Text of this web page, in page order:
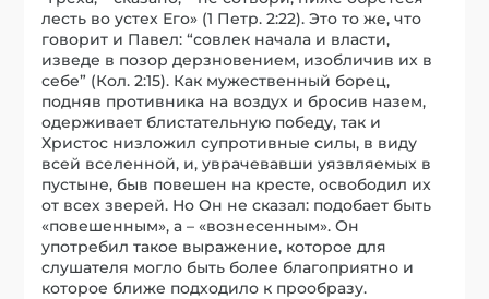
лесть во устех Его» (1 Петр. 2:22). Это то же, что
говорит и Павел: “совлек начала и власти,
изведе в позор дерзновением, изобличив их в
себе” (Кол. 2:15). Как мужественный борец,
подняв противника на воздух и бросив назем,
одерживает блистательную победу, так и
Христос низложил супротивные силы, в виду
всей вселенной, и, уврачевавши уязвляемых в
пустыне, быв повешен на кресте, освободил их
от всех зверей. Но Он не сказал: подобает быть
«повешенным», а – «вознесенным». Он
употребил такое выражение, которое для
слушателя могло быть более благоприятно и
которое ближе подходило к прообразу.